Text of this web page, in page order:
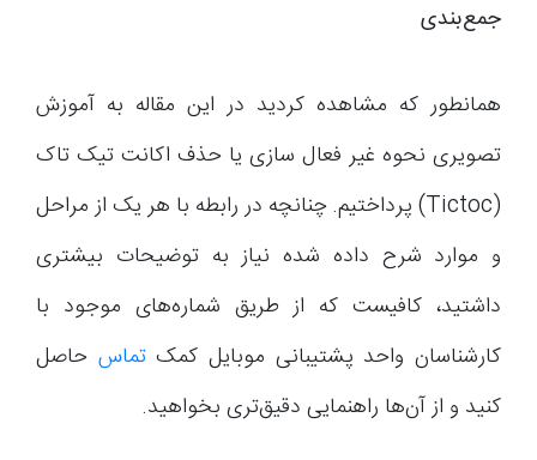
جمع‌بندی
همانطور که مشاهده کردید در این مقاله به آموزش
تصویری نحوه غیر فعال سازی یا حذف اکانت تیک تاک
(Tictoc) پرداختیم. چنانچه در رابطه با هر یک از مراحل
و موارد شرح داده شده نیاز به توضیحات بیشتری
داشتید، کافیست که از طریق شماره‌های موجود با
کارشناسان واحد پشتیبانی موبایل کمکتماس حاصل
کنید و از آن‌ها راهنمایی دقیق‌تری بخواهید.